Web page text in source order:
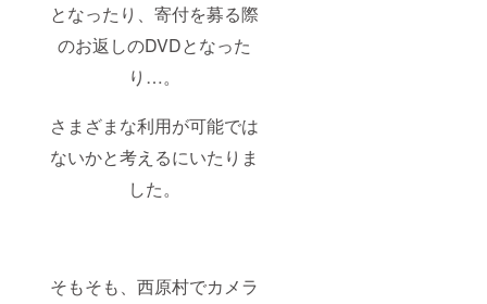
となったり、寄付を募る際
のお返しのDVDとなった
り…。
さまざまな利用が可能では
ないかと考えるにいたりま
した。
そもそも、西原村でカメラ